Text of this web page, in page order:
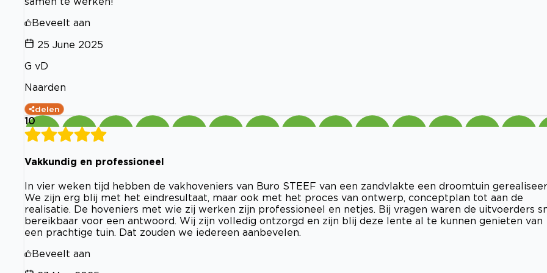
Beveelt aan
25 June 2025
G vD
Naarden
delen
10
Vakkundig en professioneel
In vier weken tijd hebben de vakhoveniers van Buro STEEF van een zandvlakte een droomtuin
We zijn erg blij met het eindresultaat, maar ook met het proces van ontwerp, conceptplan tot aan de
realisatie. De hoveniers met wie zij werken zijn professioneel en netjes. Bij vragen waren de uitvoerders
bereikbaar voor een antwoord. Wij zijn volledig ontzorgd en zijn blij deze lente al te kunnen genieten van
een prachtige tuin. Dat zouden we iedereen aanbevelen.
Beveelt aan